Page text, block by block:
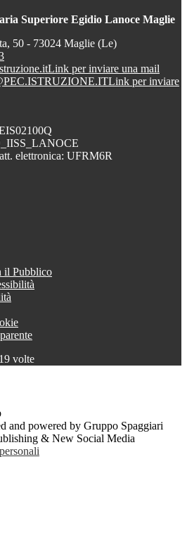
Superiore Egidio Lanoce Maglie
50 - 73024 Maglie (Le)
Link per inviare una mail
Link per inviare
elettronica: UFRM6R
il Pubblico
volte
and powered by Gruppo Spaggiari
& New Social Media